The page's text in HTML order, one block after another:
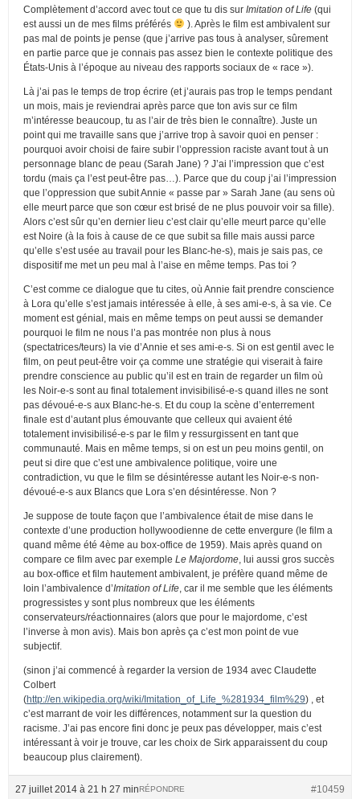
Complètement d’accord avec tout ce que tu dis sur Imitation of Life (qui
est aussi un de mes films préférés
). Après le film est ambivalent sur
pas mal de points je pense (que j’arrive pas tous à analyser, sûrement
en partie parce que je connais pas assez bien le contexte politique des
États-Unis à l’époque au niveau des rapports sociaux de « race »).
Là j’ai pas le temps de trop écrire (et j’aurais pas trop le temps pendant
un mois, mais je reviendrai après parce que ton avis sur ce film
m’intéresse beaucoup, tu as l’air de très bien le connaître). Juste un
point qui me travaille sans que j’arrive trop à savoir quoi en penser :
pourquoi avoir choisi de faire subir l’oppression raciste avant tout à un
personnage blanc de peau (Sarah Jane) ? J’ai l’impression que c’est
tordu (mais ça l’est peut-être pas…). Parce que du coup j’ai l’impression
que l’oppression que subit Annie « passe par » Sarah Jane (au sens où
elle meurt parce que son cœur est brisé de ne plus pouvoir voir sa fille).
Alors c’est sûr qu’en dernier lieu c’est clair qu’elle meurt parce qu’elle
est Noire (à la fois à cause de ce que subit sa fille mais aussi parce
qu’elle s’est usée au travail pour les Blanc-he-s), mais je sais pas, ce
dispositif me met un peu mal à l’aise en même temps. Pas toi ?
C’est comme ce dialogue que tu cites, où Annie fait prendre conscience
à Lora qu’elle s’est jamais intéressée à elle, à ses ami-e-s, à sa vie. Ce
moment est génial, mais en même temps on peut aussi se demander
pourquoi le film ne nous l’a pas montrée non plus à nous
(spectatrices/teurs) la vie d’Annie et ses ami-e-s. Si on est gentil avec le
film, on peut peut-être voir ça comme une stratégie qui viserait à faire
prendre conscience au public qu’il est en train de regarder un film où
les Noir-e-s sont au final totalement invisibilisé-e-s quand illes ne sont
pas dévoué-e-s aux Blanc-he-s. Et du coup la scène d’enterrement
finale est d’autant plus émouvante que celleux qui avaient été
totalement invisibilisé-e-s par le film y ressurgissent en tant que
communauté. Mais en même temps, si on est un peu moins gentil, on
peut si dire que c’est une ambivalence politique, voire une
contradiction, vu que le film se désintéresse autant les Noir-e-s non-
dévoué-e-s aux Blancs que Lora s’en désintéresse. Non ?
Je suppose de toute façon que l’ambivalence était de mise dans le
contexte d’une production hollywoodienne de cette envergure (le film a
quand même été 4ème au box-office de 1959). Mais après quand on
compare ce film avec par exemple Le Majordome , lui aussi gros succès
au box-office et film hautement ambivalent, je préfère quand même de
loin l’ambivalence d’Imitation of Life , car il me semble que les éléments
progressistes y sont plus nombreux que les éléments
conservateurs/réactionnaires (alors que pour le majordome, c’est
l’inverse à mon avis). Mais bon après ça c’est mon point de vue
subjectif.
(sinon j’ai commencé à regarder la version de 1934 avec Claudette
Colbert
(http://en.wikipedia.org/wiki/Imitation_of_Life_%281934_film%29) , et
c’est marrant de voir les différences, notamment sur la question du
racisme. J’ai pas encore fini donc je peux pas développer, mais c’est
intéressant à voir je trouve, car les choix de Sirk apparaissent du coup
beaucoup plus clairement).
27 juillet 2014 à 21 h 27 min #10459
RÉPONDRE